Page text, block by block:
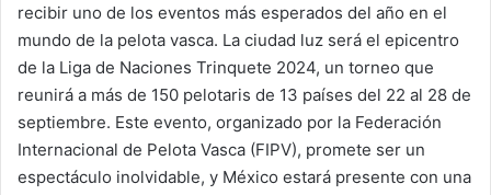
recibir uno de los eventos más esperados del año en el
mundo de la pelota vasca. La ciudad luz será el epicentro
de la Liga de Naciones Trinquete 2024, un torneo que
reunirá a más de 150 pelotaris de 13 países del 22 al 28 de
septiembre. Este evento, organizado por la Federación
Internacional de Pelota Vasca (FIPV), promete ser un
espectáculo inolvidable, y México estará presente con una